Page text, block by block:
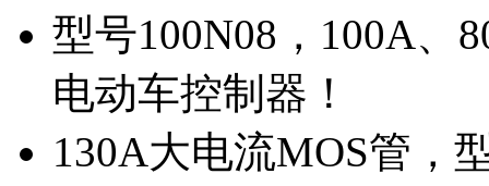
型号100N08，100A、
电动车控制器！
130A大电流MOS管，